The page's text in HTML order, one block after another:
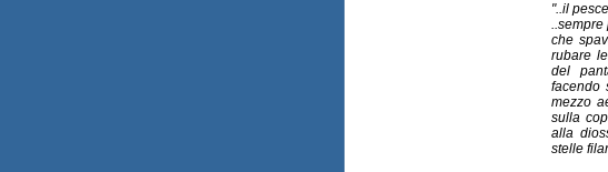
"..il
che
rubare
del
facendo
mezzo
sulla
alla
stelle